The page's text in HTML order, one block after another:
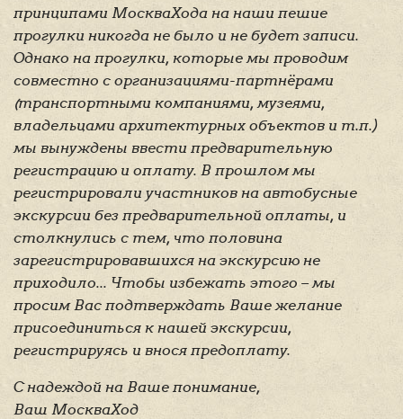
принципами МоскваХода на наши пешие
прогулки никогда не было и не будет записи.
Однако на прогулки, которые мы проводим
совместно с организациями-партнёрами
(транспортными компаниями, музеями,
владельцами архитектурных объектов и т.п.)
мы вынуждены ввести предварительную
регистрацию и оплату. В прошлом мы
регистрировали участников на автобусные
экскурсии без предварительной оплаты, и
столкнулись с тем, что половина
зарегистрировавшихся на экскурсию не
приходило... Чтобы избежать этого – мы
просим Вас подтверждать Ваше желание
присоединиться к нашей экскурсии,
регистрируясь и внося предоплату.
С надеждой на Ваше понимание,
Ваш МоскваХод